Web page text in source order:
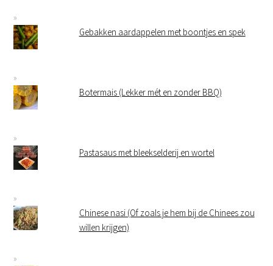
Gebakken aardappelen met boontjes en spek
Botermais (Lekker mét en zonder BBQ)
Pastasaus met bleekselderij en wortel
Chinese nasi (Of zoals je hem bij de Chinees zou
willen krijgen)